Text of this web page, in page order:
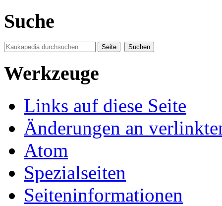
Suche
Werkzeuge
Links auf diese Seite
Änderungen an
Atom
Spezialseiten
Seiten­informationen